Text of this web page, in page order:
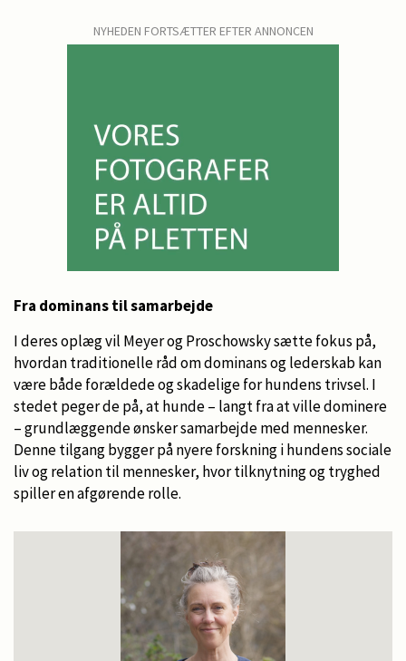
NYHEDEN FORTSÆTTER EFTER ANNONCEN
Fra dominans til samarbejde
I deres oplæg vil Meyer og Proschowsky sætte fokus på,
hvordan traditionelle råd om dominans og lederskab kan
være både forældede og skadelige for hundens trivsel. I
stedet peger de på, at hunde – langt fra at ville dominere
– grundlæggende ønsker samarbejde med mennesker.
Denne tilgang bygger på nyere forskning i hundens sociale
liv og relation til mennesker, hvor tilknytning og tryghed
spiller en afgørende rolle.